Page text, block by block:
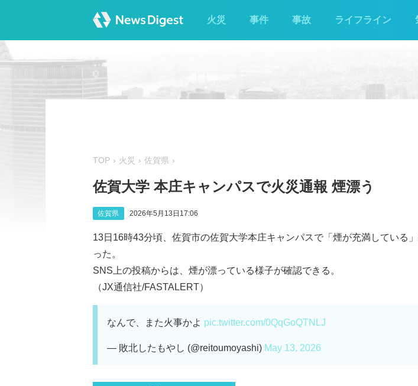
火災 事件 事故 ライフライン
TOP 火災 佐賀県
佐賀大学 本庄キャンパスで火災通報 煙漂う
佐賀県 2026年5月13日17:06
13日16時43分頃、佐賀市の佐賀大学本庄キャンパスで「煙が充満している
った。
SNS上の投稿からは、煙が漂っている様子が確認できる。
（JX通信社/FASTALERT）
なんで、また火事かよ pic.twitter.com/0QqGoQTNLJ
— 敗北したもやし (@reitoumoyashi) May 13, 2026